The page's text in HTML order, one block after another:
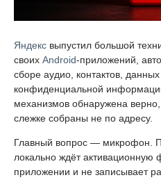
Яндекс выпустил большой
своих Android-приложений,
сборе аудио, контактов,
конфиденциальной
механизмов обнаружена
слежке собраны не по адресу.
Главный вопрос — микрофон.
локально ждёт активационную
приложении и не записывает